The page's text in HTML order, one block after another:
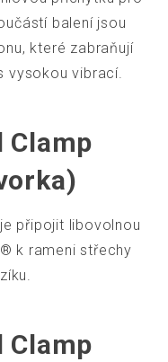
balení jsou
které zabraňují
vysokou vibrací.
Clamp
připojit libovolnou
k rameni střechy
Clamp